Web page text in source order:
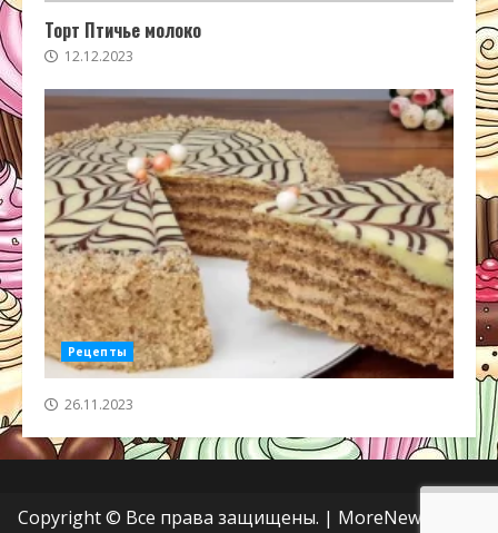
Торт Птичье молоко
12.12.2023
Рецепты
26.11.2023
Copyright © Все права защищены. | MoreNews